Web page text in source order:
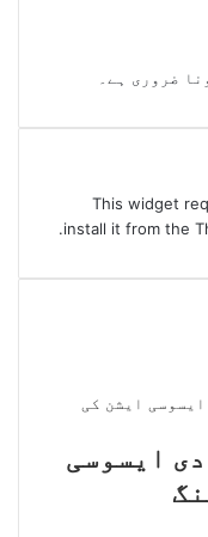
ضروری ہے۔
This widget
install it from the
ایسوسی